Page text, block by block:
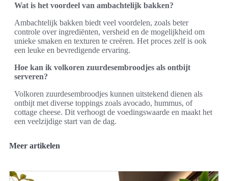
Wat is het voordeel van ambachtelijk bakken?
Ambachtelijk bakken biedt veel voordelen, zoals beter
controle over ingrediënten, versheid en de mogelijkheid om
unieke smaken en texturen te creëren. Het proces zelf is ook
een leuke en bevredigende ervaring.
Hoe kan ik volkoren zuurdesembroodjes als ontbijt
serveren?
Volkoren zuurdesembroodjes kunnen uitstekend dienen als
ontbijt met diverse toppings zoals avocado, hummus, of
cottage cheese. Dit verhoogt de voedingswaarde en maakt het
een veelzijdige start van de dag.
Meer artikelen